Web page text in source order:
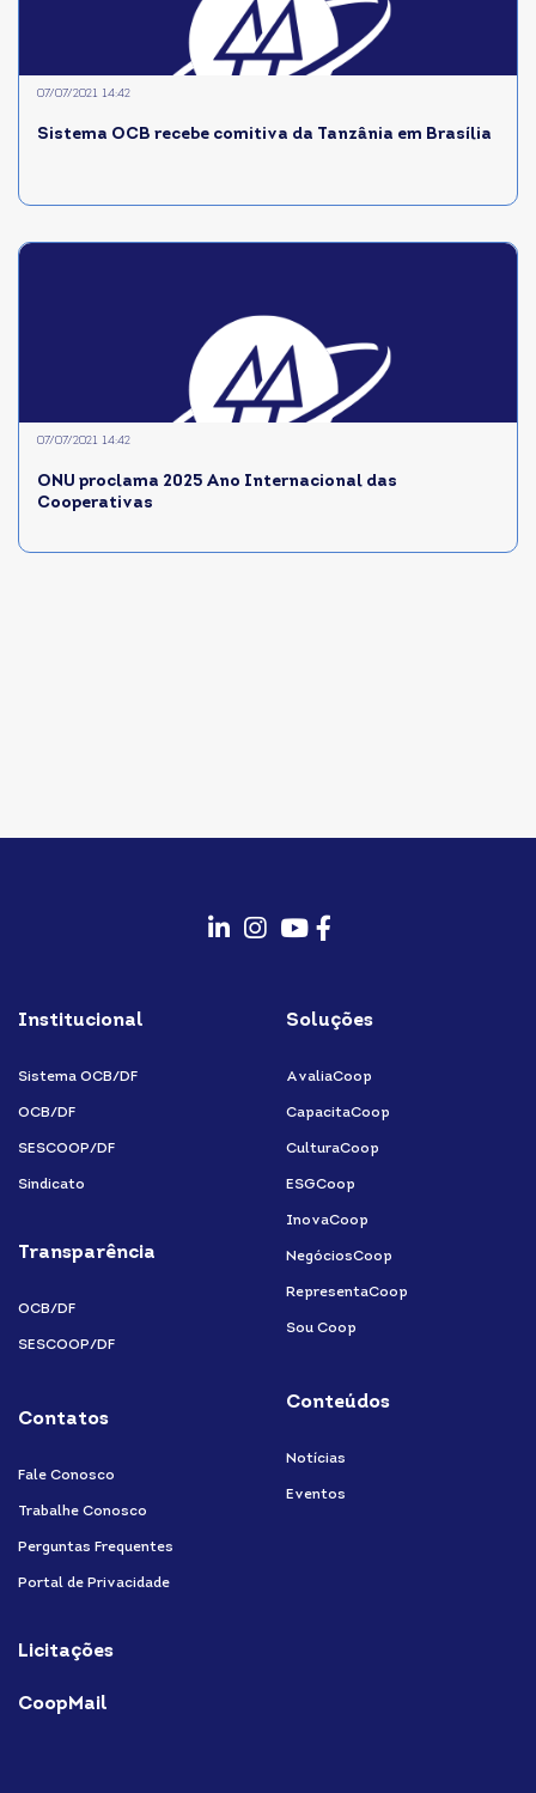
Sistema OCB recebe comitiva da Tanzânia em Brasília
07/07/2021 14:42
ONU proclama 2025 Ano Internacional das
Cooperativas
07/07/2021 14:42
instagram
youtubefacebook-
f
Institucional
Sistema OCB/DF
OCB/DF
SESCOOP/DF
Sindicato
Transparência
OCB/DF
SESCOOP/DF
Contatos
Fale Conosco
Trabalhe Conosco
Perguntas Frequentes
Portal de Privacidade
Licitações
CoopMail
Soluções
AvaliaCoop
CapacitaCoop
CulturaCoop
ESGCoop
InovaCoop
NegóciosCoop
RepresentaCoop
Sou Coop
Conteúdos
Notícias
Eventos